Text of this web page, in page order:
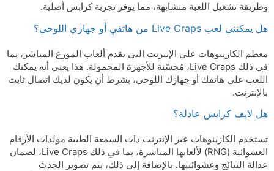
وطريقة تشغيل اللعبة متشابهة، مما يوفر تجربة كرابس أصلية.
هل يمكنني لعب Live Craps من هاتفي أو جهازي اللوحي؟
معظم الكازينوهات على الإنترنت التي تقدم ألعاب الموزع المباشر، بما
في ذلك Live Craps، مُحسّنة للأجهزة المحمولة. هذا يعني أنه يمكنك
اللعب على هاتفك أو جهازك اللوحي، بشرط أن يكون لديك اتصال ثابت
بالإنترنت.
هل لايف كرابس عادلة؟
تستخدم الكازينوهات عبر الإنترنت ذات السمعة الطيبة مولدات الأرقام
العشوائية (RNG) لألعابها المباشرة، بما في ذلك Live Craps، لضمان
عدالة النتائج وعشوائيتها. بالإضافة إلى ذلك، يتم تصوير الحدث